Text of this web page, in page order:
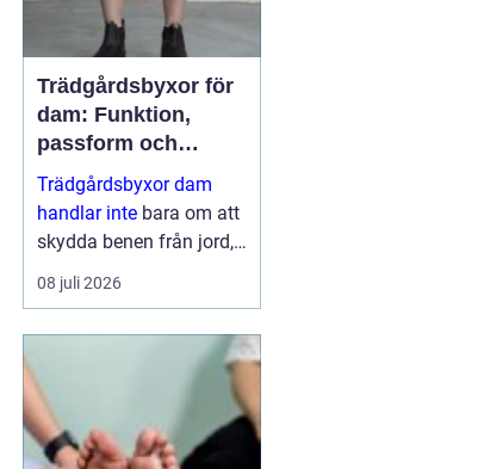
Trädgårdsbyxor för
dam: Funktion,
passform och
hållbar stil i rabatten
Trädgårdsbyxor dam
handlar inte bara om att
skydda benen från jord,
taggar och väta. Rätt
byxa gör arbetet enklare,
skonsamt för kroppen. ...
08 juli 2026